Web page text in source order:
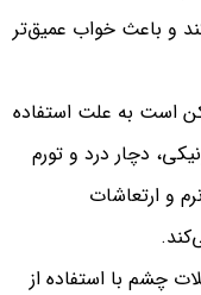
و باعث خواب عمیق‌تر
است به علت استفاده
دچار درد و تورم
و ارتعاشات
چشم با استفاده از